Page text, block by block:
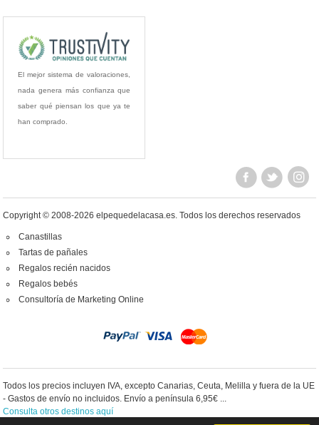
El mejor sistema de valoraciones,
nada genera más confianza que
saber qué piensan los que ya te
han comprado.
Copyright © 2008-2026 elpequedelacasa.es.Todos los derechos reservados
Canastillas
Tartas de pañales
Regalos recién nacidos
Regalos bebés
Consultoría de Marketing Online
Todos los precios incluyen IVA, excepto Canarias, Ceuta, Melilla y fuera de la UE
- Gastos de envío no incluidos. Envío a península 6,95€ ...
Consulta otros destinos aquí